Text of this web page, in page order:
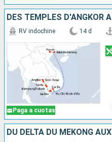
Paga a cuotas
RV indochine 14 d